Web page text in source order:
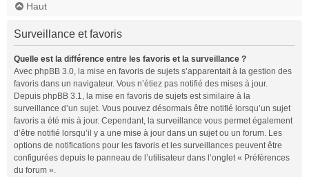
Haut
Surveillance et favoris
Quelle est la différence entre les favoris et la surveillance ?
Avec phpBB 3.0, la mise en favoris de sujets s’apparentait à la gestion des
favoris dans un navigateur. Vous n’étiez pas notifié des mises à jour.
Depuis phpBB 3.1, la mise en favoris de sujets est similaire à la
surveillance d’un sujet. Vous pouvez désormais être notifié lorsqu’un sujet
favoris a été mis à jour. Cependant, la surveillance vous permet également
d’être notifié lorsqu’il y a une mise à jour dans un sujet ou un forum. Les
options de notifications pour les favoris et les surveillances peuvent être
configurées depuis le panneau de l’utilisateur dans l’onglet « Préférences
du forum ».